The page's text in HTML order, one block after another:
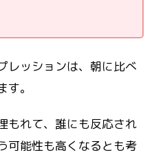
レッションは、朝に比べ
。
もれて、誰にも反応され
可能性も高くなるとも考